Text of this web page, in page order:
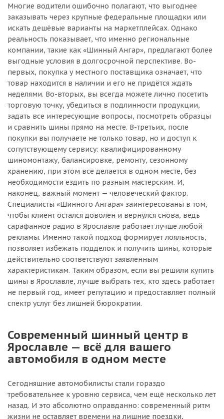
Многие водители ошибочно полагают, что выгоднее
заказывать через крупные федеральные площадки или
искать дешёвые варианты на маркетплейсах. Однако
реальность показывает, что именно региональные
компании, такие как «Шинный Ангар», предлагают более
выгодные условия в долгосрочной перспективе. Во-
первых, покупка у местного поставщика означает, что
товар находится в наличии и его не придётся ждать
неделями. Во-вторых, вы всегда можете лично посетить
торговую точку, убедиться в подлинности продукции,
задать все интересующие вопросы, посмотреть образцы
и сравнить шины прямо на месте. В-третьих, после
покупки вы получаете не только товар, но и доступ к
сопутствующему сервису: квалифицированному
шиномонтажу, балансировке, ремонту, сезонному
хранению, при этом всё делается в одном месте, без
необходимости ездить по разным мастерским. И,
наконец, важный момент — человеческий фактор.
Специалисты «Шинного Ангара» заинтересованы в том,
чтобы клиент остался доволен и вернулся снова, ведь
сарафанное радио в Ярославле работает лучше любой
рекламы. Именно такой подход формирует лояльность,
позволяет избежать подделок и получить шины, которые
действительно соответствуют заявленным
характеристикам. Таким образом, если вы решили купить
шины в Ярославле, лучше выбрать тех, кто здесь работает
не первый год, имеет репутацию и предоставляет полный
спектр услуг без лишней бюрократии.
Современный шинный центр в
Ярославле — всё для вашего
автомобиля в одном месте
Сегодняшние автомобилисты стали гораздо
требовательнее к уровню сервиса, чем ещё несколько лет
назад. И это абсолютно оправданно: современный ритм
жизни не оставляет времени на лишние поездки,